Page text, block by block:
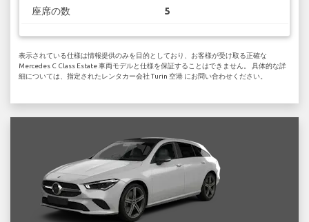
座席の数 5
表示されている仕様は情報提供のみを目的としており、お客様が受け取る正確な
Mercedes C Class Estate 車両モデルと仕様を保証することはできません。 具体的な詳
細については、指定されたレンタカー会社 Turin 空港 にお問い合わせください。